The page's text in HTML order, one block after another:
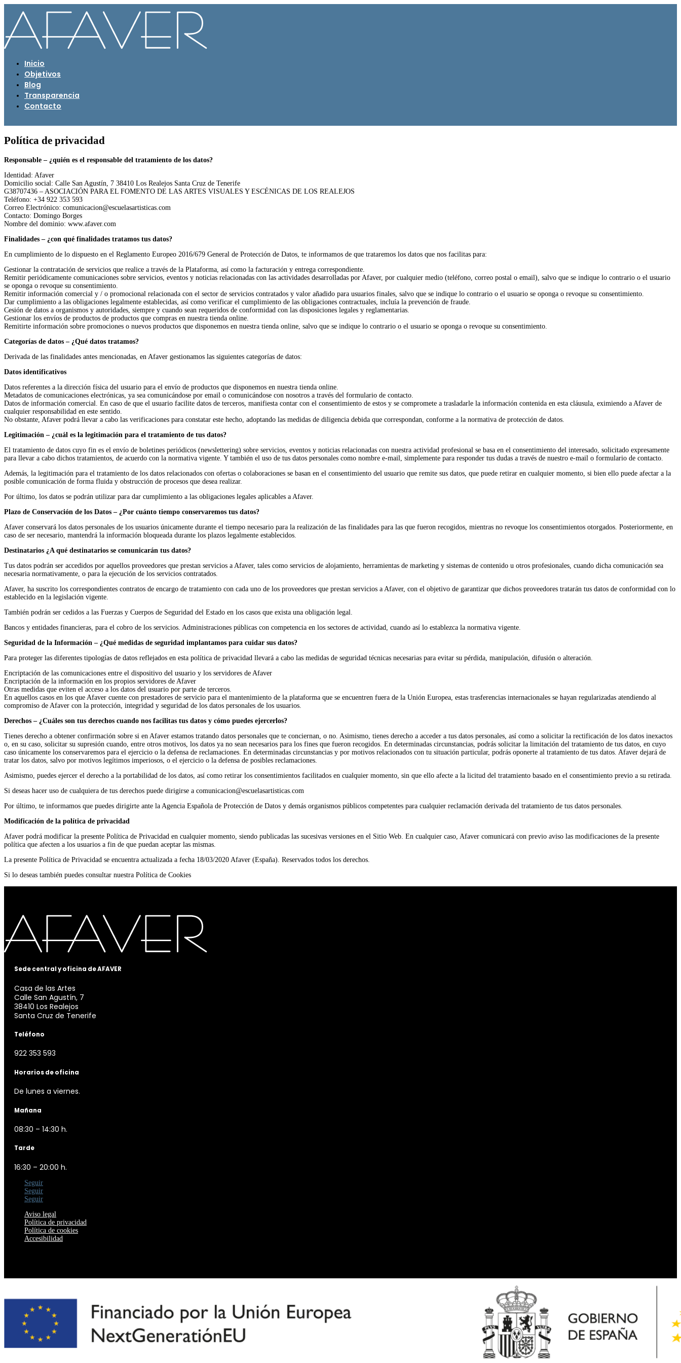
Inicio
Objetivos
Blog
Transparencia
Contacto
Política de privacidad
Responsable – ¿quién es el responsable del tratamiento de los datos?
Identidad: Afaver
Domicilio social: Calle San Agustín, 7 38410 Los Realejos Santa Cruz de Tenerife
G38707436 – ASOCIACIÓN PARA EL FOMENTO DE LAS ARTES VISUALES Y ESCÉNICAS DE LOS REALEJOS
Teléfono: +34 922 353 593
Correo Electrónico: comunicacion@escuelasartisticas.com
Contacto: Domingo Borges
Nombre del dominio: www.afaver.com
Finalidades – ¿con qué finalidades tratamos tus datos?
En cumplimiento de lo dispuesto en el Reglamento Europeo 2016/679 General de Protección de Datos, te informamos de que trataremos los datos que nos facilitas para:
Gestionar la contratación de servicios que realice a través de la Plataforma, así como la facturación y entrega correspondiente.
Remitir periódicamente comunicaciones sobre servicios, eventos y noticias relacionadas con las actividades desarrolladas por Afaver, por cualquier medio (teléfono, correo postal o email), salvo que se indique lo contrario o el usuario
se oponga o revoque su consentimiento.
Remitir información comercial y / o promocional relacionada con el sector de servicios contratados y valor añadido para usuarios finales, salvo que se indique lo contrario o el usuario se oponga o revoque su consentimiento.
Dar cumplimiento a las obligaciones legalmente establecidas, así como verificar el cumplimiento de las obligaciones contractuales, incluía la prevención de fraude.
Cesión de datos a organismos y autoridades, siempre y cuando sean requeridos de conformidad con las disposiciones legales y reglamentarias.
Gestionar los envíos de productos de productos que compras en nuestra tienda online.
Remitirte información sobre promociones o nuevos productos que disponemos en nuestra tienda online, salvo que se indique lo contrario o el usuario se oponga o revoque su consentimiento.
Categorías de datos – ¿Qué datos tratamos?
Derivada de las finalidades antes mencionadas, en Afaver gestionamos las siguientes categorías de datos:
Datos identificativos
Datos referentes a la dirección física del usuario para el envío de productos que disponemos en nuestra tienda online.
Metadatos de comunicaciones electrónicas, ya sea comunicándose por email o comunicándose con nosotros a través del formulario de contacto.
Datos de información comercial. En caso de que el usuario facilite datos de terceros, manifiesta contar con el consentimiento de estos y se compromete a trasladarle la información contenida en esta cláusula, eximiendo a Afaver de
cualquier responsabilidad en este sentido.
No obstante, Afaver podrá llevar a cabo las verificaciones para constatar este hecho, adoptando las medidas de diligencia debida que correspondan, conforme a la normativa de protección de datos.
Legitimación – ¿cuál es la legitimación para el tratamiento de tus datos?
El tratamiento de datos cuyo fin es el envío de boletines periódicos (newslettering) sobre servicios, eventos y noticias relacionadas con nuestra actividad profesional se basa en el consentimiento del interesado, solicitado expresamente
para llevar a cabo dichos tratamientos, de acuerdo con la normativa vigente. Y también el uso de tus datos personales como nombre e-mail, simplemente para responder tus dudas a través de nuestro e-mail o formulario de contacto.
Además, la legitimación para el tratamiento de los datos relacionados con ofertas o colaboraciones se basan en el consentimiento del usuario que remite sus datos, que puede retirar en cualquier momento, si bien ello puede afectar a la
posible comunicación de forma fluida y obstrucción de procesos que desea realizar.
Por último, los datos se podrán utilizar para dar cumplimiento a las obligaciones legales aplicables a Afaver.
Plazo de Conservación de los Datos – ¿Por cuánto tiempo conservaremos tus datos?
Afaver conservará los datos personales de los usuarios únicamente durante el tiempo necesario para la realización de las finalidades para las que fueron recogidos, mientras no revoque los consentimientos otorgados. Posteriormente, en
caso de ser necesario, mantendrá la información bloqueada durante los plazos legalmente establecidos.
Destinatarios ¿A qué destinatarios se comunicarán tus datos?
Tus datos podrán ser accedidos por aquellos proveedores que prestan servicios a Afaver, tales como servicios de alojamiento, herramientas de marketing y sistemas de contenido u otros profesionales, cuando dicha comunicación sea
necesaria normativamente, o para la ejecución de los servicios contratados.
Afaver, ha suscrito los correspondientes contratos de encargo de tratamiento con cada uno de los proveedores que prestan servicios a Afaver, con el objetivo de garantizar que dichos proveedores tratarán tus datos de conformidad con lo
establecido en la legislación vigente.
También podrán ser cedidos a las Fuerzas y Cuerpos de Seguridad del Estado en los casos que exista una obligación legal.
Bancos y entidades financieras, para el cobro de los servicios. Administraciones públicas con competencia en los sectores de actividad, cuando así lo establezca la normativa vigente.
Seguridad de la Información – ¿Qué medidas de seguridad implantamos para cuidar sus datos?
Para proteger las diferentes tipologías de datos reflejados en esta política de privacidad llevará a cabo las medidas de seguridad técnicas necesarias para evitar su pérdida, manipulación, difusión o alteración.
Encriptación de las comunicaciones entre el dispositivo del usuario y los servidores de Afaver
Encriptación de la información en los propios servidores de Afaver
Otras medidas que eviten el acceso a los datos del usuario por parte de terceros.
En aquellos casos en los que Afaver cuente con prestadores de servicio para el mantenimiento de la plataforma que se encuentren fuera de la Unión Europea, estas trasferencias internacionales se hayan regularizadas atendiendo al
compromiso de Afaver con la protección, integridad y seguridad de los datos personales de los usuarios.
Derechos – ¿Cuáles son tus derechos cuando nos facilitas tus datos y cómo puedes ejercerlos?
Tienes derecho a obtener confirmación sobre si en Afaver estamos tratando datos personales que te conciernan, o no. Asimismo, tienes derecho a acceder a tus datos personales, así como a solicitar la rectificación de los datos inexactos
o, en su caso, solicitar su supresión cuando, entre otros motivos, los datos ya no sean necesarios para los fines que fueron recogidos. En determinadas circunstancias, podrás solicitar la limitación del tratamiento de tus datos, en cuyo
caso únicamente los conservaremos para el ejercicio o la defensa de reclamaciones. En determinadas circunstancias y por motivos relacionados con tu situación particular, podrás oponerte al tratamiento de tus datos. Afaver dejará de
tratar los datos, salvo por motivos legítimos imperiosos, o el ejercicio o la defensa de posibles reclamaciones.
Asimismo, puedes ejercer el derecho a la portabilidad de los datos, así como retirar los consentimientos facilitados en cualquier momento, sin que ello afecte a la licitud del tratamiento basado en el consentimiento previo a su retirada.
Si deseas hacer uso de cualquiera de tus derechos puede dirigirse a comunicacion@escuelasartisticas.com
Por último, te informamos que puedes dirigirte ante la Agencia Española de Protección de Datos y demás organismos públicos competentes para cualquier reclamación derivada del tratamiento de tus datos personales.
Modificación de la política de privacidad
Afaver podrá modificar la presente Política de Privacidad en cualquier momento, siendo publicadas las sucesivas versiones en el Sitio Web. En cualquier caso, Afaver comunicará con previo aviso las modificaciones de la presente
política que afecten a los usuarios a fin de que puedan aceptar las mismas.
La presente Política de Privacidad se encuentra actualizada a fecha 18/03/2020 Afaver (España). Reservados todos los derechos.
Si lo deseas también puedes consultar nuestra Política de Cookies
Sede central y oficina de AFAVER
Casa de las Artes
Calle San Agustín, 7
38410 Los Realejos
Santa Cruz de Tenerife
Teléfono
922 353 593
Horarios de oficina
De lunes a viernes.
Mañana
08:30 – 14:30 h.
Tarde
16:30 – 20:00 h.
Seguir
Seguir
Seguir
Aviso legal
Política de privacidad
Política de cookies
Accesibilidad